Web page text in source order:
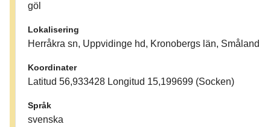
göl
Lokalisering
Herråkra sn, Uppvidinge hd, Kronobergs län, Småland
Koordinater
Latitud 56,933428 Longitud 15,199699 (Socken)
Språk
svenska